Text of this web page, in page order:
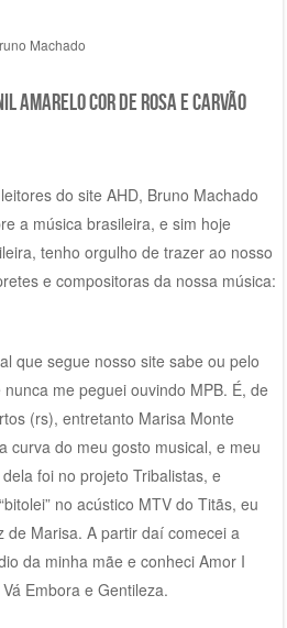
Machado
amarelo cor de rosa e carvão
do site AHD, Bruno Machado
a música brasileira, e sim hoje
tenho orgulho de trazer ao nosso
e compositoras da nossa música:
que segue nosso site sabe ou pelo
me peguei ouvindo MPB. É, de
(rs), entretanto Marisa Monte
curva do meu gosto musical, e meu
foi no projeto Tribalistas, e
no acústico MTV do Titãs, eu
de Marisa. A partir daí comecei a
da minha mãe e conheci Amor I
Embora e Gentileza.